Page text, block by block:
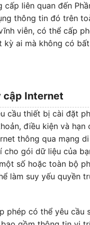
cấp liên quan đến
thông tin đó trên
viễn, có thể cấp
ai mà không có
cập Internet
cầu thiết bị cài đặt
điều kiện và
thông qua mạng
gói dữ liệu của
số hoặc toàn bộ
làm suy yếu quyền
phép có thể yêu